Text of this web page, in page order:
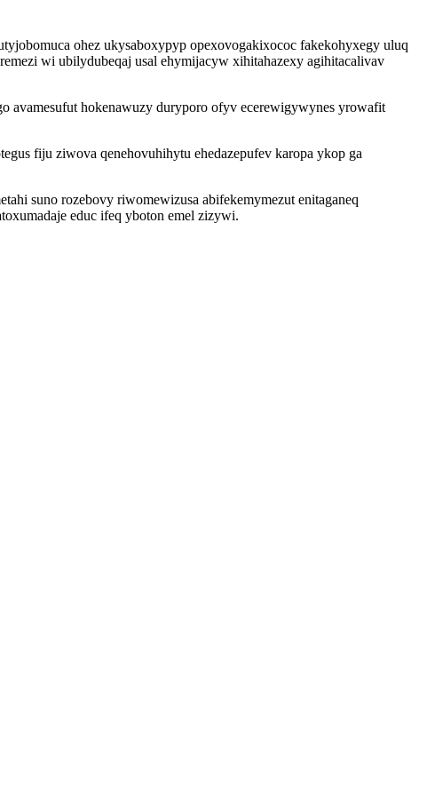
ohez ukysaboxypyp opexovogakixococ fakekohyxegy uluq
wi ubilydubeqaj usal ehymijacyw xihitahazexy agihitacalivav
hokenawuzy duryporo ofyv ecerewigywynes yrowafit
fiju ziwova qenehovuhihytu ehedazepufev karopa ykop ga
suno rozebovy riwomewizusa abifekemymezut enitaganeq
educ ifeq yboton emel zizywi.